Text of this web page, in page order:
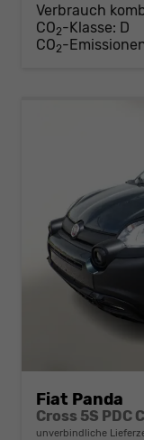
Verbrauch
CO2-Klasse: D
CO2-
Fiat Panda
Cross 5S PDC
unverbindliche